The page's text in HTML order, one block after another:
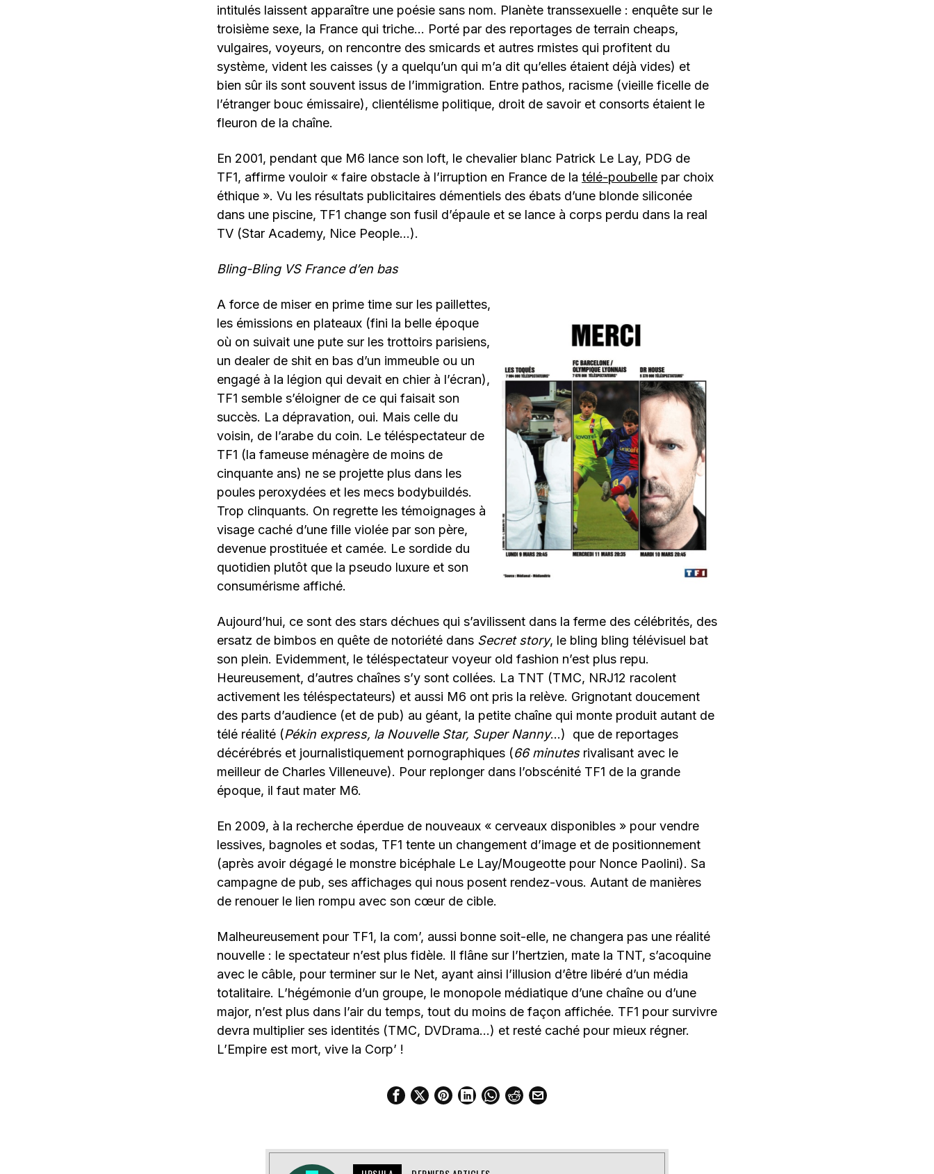
intitulés laissent apparaître une poésie sans nom. Planète transsexuelle : enquête sur le
troisième sexe, la France qui triche… Porté par des reportages de terrain cheaps,
vulgaires, voyeurs, on rencontre des smicards et autres rmistes qui profitent du
système, vident les caisses (y a quelqu’un qui m’a dit qu’elles étaient déjà vides) et
bien sûr ils sont souvent issus de l’immigration. Entre pathos, racisme (vieille ficelle de
l’étranger bouc émissaire), clientélisme politique, droit de savoir et consorts étaient le
fleuron de la chaîne.
En 2001, pendant que M6 lance son loft, le chevalier blanc Patrick Le Lay, PDG de
TF1, affirme vouloir « faire obstacle à l’irruption en France de la télé-poubelle par choix
éthique ». Vu les résultats publicitaires démentiels des ébats d’une blonde siliconée
dans une piscine, TF1 change son fusil d’épaule et se lance à corps perdu dans la real
TV (Star Academy, Nice People…).
Bling-Bling VS France d’en bas
A force de miser en prime time sur les paillettes,
les émissions en plateaux (fini la belle époque
où on suivait une pute sur les trottoirs parisiens,
un dealer de shit en bas d’un immeuble ou un
engagé à la légion qui devait en chier à l’écran),
TF1 semble s’éloigner de ce qui faisait son
succès. La dépravation, oui. Mais celle du
voisin, de l’arabe du coin. Le téléspectateur de
TF1 (la fameuse ménagère de moins de
cinquante ans) ne se projette plus dans les
poules peroxydées et les mecs bodybuildés.
Trop clinquants. On regrette les témoignages à
visage caché d’une fille violée par son père,
devenue prostituée et camée. Le sordide du
quotidien plutôt que la pseudo luxure et son
consumérisme affiché.
Aujourd’hui, ce sont des stars déchues qui s’avilissent dans la ferme des célébrités, des
ersatz de bimbos en quête de notoriété dans Secret story, le bling bling télévisuel bat
son plein. Evidemment, le téléspectateur voyeur old fashion n’est plus repu.
Heureusement, d’autres chaînes s’y sont collées. La TNT (TMC, NRJ12 racolent
activement les téléspectateurs) et aussi M6 ont pris la relève. Grignotant doucement
des parts d’audience (et de pub) au géant, la petite chaîne qui monte produit autant de
télé réalité (Pékin express, la Nouvelle Star, Super Nanny…) que de reportages
décérébrés et journalistiquement pornographiques (66 minutesrivalisant avec le
meilleur de Charles Villeneuve). Pour replonger dans l’obscénité TF1 de la grande
époque, il faut mater M6.
En 2009, à la recherche éperdue de nouveaux « cerveaux disponibles » pour vendre
lessives, bagnoles et sodas, TF1 tente un changement d’image et de positionnement
(après avoir dégagé le monstre bicéphale Le Lay/Mougeotte pour Nonce Paolini). Sa
campagne de pub, ses affichages qui nous posent rendez-vous. Autant de manières
de renouer le lien rompu avec son cœur de cible.
Malheureusement pour TF1, la com’, aussi bonne soit-elle, ne changera pas une réalité
nouvelle : le spectateur n’est plus fidèle. Il flâne sur l’hertzien, mate la TNT, s’acoquine
avec le câble, pour terminer sur le Net, ayant ainsi l’illusion d’être libéré d’un média
totalitaire. L’hégémonie d’un groupe, le monopole médiatique d’une chaîne ou d’une
major, n’est plus dans l’air du temps, tout du moins de façon affichée. TF1 pour survivre
devra multiplier ses identités (TMC, DVDrama…) et resté caché pour mieux régner.
L’Empire est mort, vive la Corp’ !